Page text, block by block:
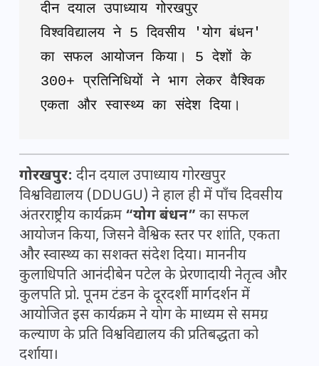
दीन दयाल उपाध्याय गोरखपुर
विश्वविद्यालय ने 5 दिवसीय 'योग बंधन'
का सफल आयोजन किया। 5 देशों के
300+ प्रतिनिधियों ने भाग लेकर वैश्विक
एकता और स्वास्थ्य का संदेश दिया।
गोरखपुर: दीन दयाल उपाध्याय गोरखपुर
विश्वविद्यालय (DDUGU) ने हाल ही में पाँच दिवसीय
अंतरराष्ट्रीय कार्यक्रम “योग बंधन” का सफल
आयोजन किया, जिसने वैश्विक स्तर पर शांति, एकता
और स्वास्थ्य का सशक्त संदेश दिया। माननीय
कुलाधिपति आनंदीबेन पटेल के प्रेरणादायी नेतृत्व और
कुलपति प्रो. पूनम टंडन के दूरदर्शी मार्गदर्शन में
आयोजित इस कार्यक्रम ने योग के माध्यम से समग्र
कल्याण के प्रति विश्वविद्यालय की प्रतिबद्धता को
दर्शाया।